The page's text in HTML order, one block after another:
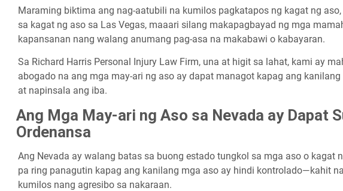
Maraming biktima ang nag-aatubili na kumilos pagkatapos ng kagat ng
sa kagat ng aso sa Las Vegas, maaari silang makapagbayad ng mga
kapansanan nang walang anumang pag-asa na makabawi o kabayaran.
Sa Richard Harris Personal Injury Law Firm, una at higit sa lahat, kami ay
abogado na ang mga may-ari ng aso ay dapat managot kapag ang
at napinsala ang iba.
Ang Mga May-ari ng Aso sa Nevada ay Dapat
Ordenansa
Ang Nevada ay walang batas sa buong estado tungkol sa mga aso o kagat
pa ring panagutin kapag ang kanilang mga aso ay hindi kontrolado—kahit
kumilos nang agresibo sa nakaraan.